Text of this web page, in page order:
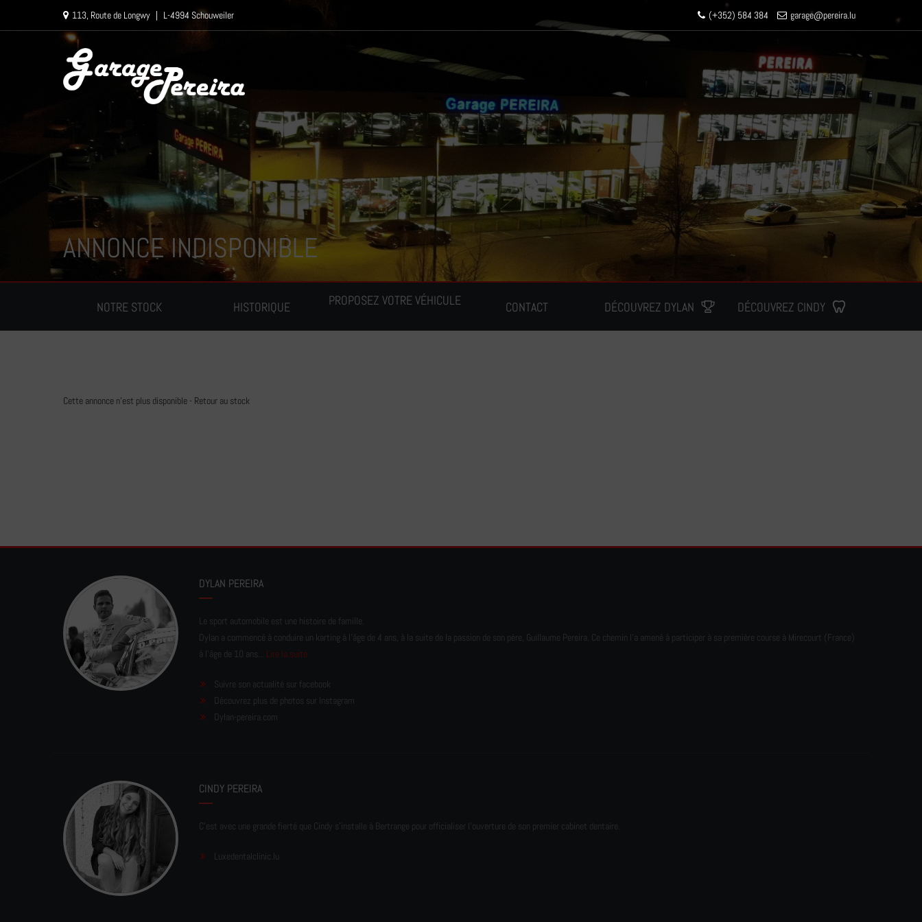
113, Route de Longwy | L-4994 Schouweiler (+352) 584 384 garage@pereira.lu
NOTRE STOCK HISTORIQUE PROPOSEZ VOTRE VÉHICULE CONTACT DÉCOUVREZ DYLAN DÉCOUVREZ CINDY
ANNONCE INDISPONIBLE
Cette annonce n'est plus disponible - Retour au stock
DYLAN PEREIRA
Le sport automobile est une histoire de famille.
Dylan a commencé à conduire un karting à l’âge de 4 ans, à la suite de la passion de son père, Guillaume Pereira. Ce chemin l'a amené à participer à sa première course à Mirecourt (France)
à l'âge de 10 ans... Lire la suite
Suivre son actualité sur facebook
Découvrez plus de photos sur Instagram
Dylan-pereira.com
CINDY PEREIRA
C'est avec une grande fierté que Cindy s'installe à Bertrange pour officialiser l'ouverture de son premier cabinet dentaire.
Luxedentalclinic.lu